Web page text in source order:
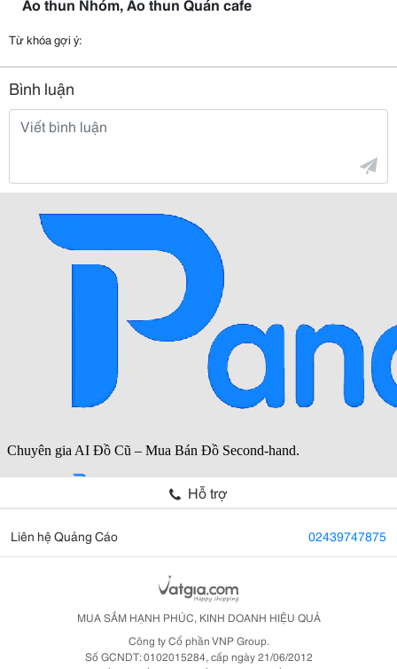
Từ khóa gợi ý:
Bình luận
Hỗ trợ
Liên hệ Quảng Cáo 02439747875
MUA SẮM HẠNH PHÚC, KINH DOANH HIỆU QUẢ
Công ty Cổ phần VNP Group.
Số GCNDT: 0102015284, cấp ngày 21/06/2012